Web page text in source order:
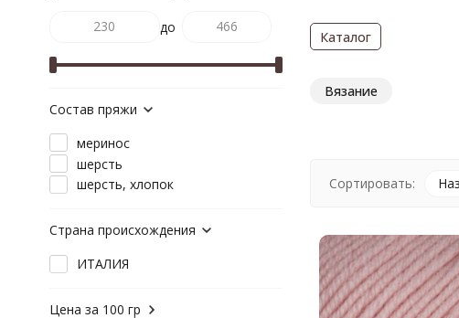
Каталог
Вязание
Сортировать:
до
Состав пряжи
меринос
шерсть
шерсть, хлопок
Страна происхождения
ИТАЛИЯ
Цена за 100 гр